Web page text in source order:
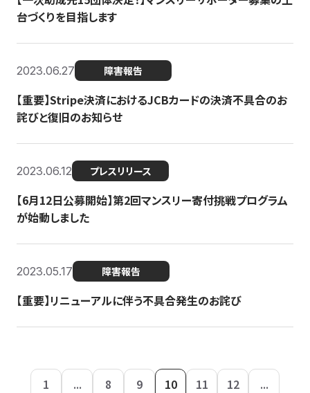
台づくりを目指します
2023.06.27 障害報告
【重要】Stripe決済におけるJCBカードの決済不具合のお
詫びと復旧のお知らせ
2023.06.12 プレスリリース
【6月12日公募開始】第2回マンスリー寄付挑戦プログラム
が始動しました
2023.05.17 障害報告
【重要】リニューアルに伴う不具合発生のお詫び
1 ... 8 9 10 11 12
...